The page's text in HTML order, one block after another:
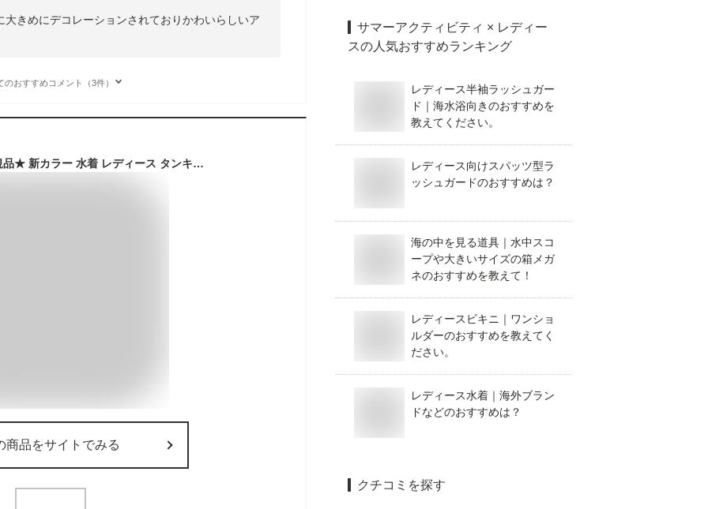
きめにデコレーションされておりかわいらしいア
のおすすめコメント（3件）
当店オリジナル★正規品★ 新カラー 水着 レディース タンキニ 水着 ビキニ 水着 ワンピース フリルビキニ トレンド セパレート mizugi 大きいサイズ 水着 ママ 水着 体型カバー セクシー フラワー ホルターネック ビーチウェア ホユキ
商品をサイトでみる
サマーアクティビティ × レディー
スの人気おすすめランキング
レディース半袖ラッシュガー
ド｜海水浴向きのおすすめを
教えてください。
レディース向けスパッツ型ラ
ッシュガードのおすすめは？
海の中を見る道具｜水中スコ
ープや大きいサイズの箱メガ
ネのおすすめを教えて！
レディースビキニ｜ワンショ
ルダーのおすすめを教えてく
ださい。
レディース水着｜海外ブラン
ドなどのおすすめは？
クチコミを探す